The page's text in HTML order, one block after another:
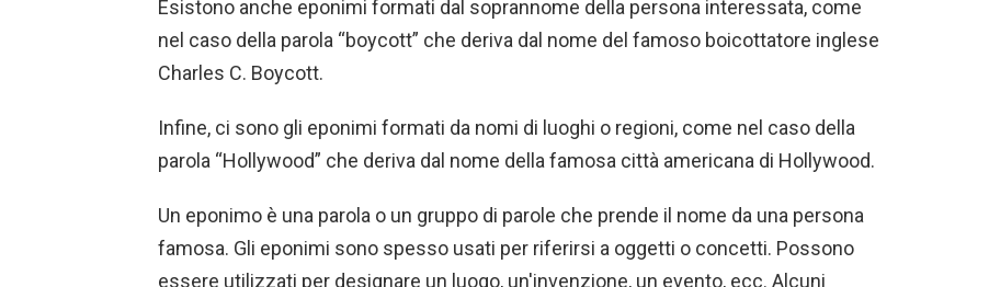
Esistono anche eponimi formati dal soprannome della persona interessata, come
nel caso della parola “boycott” che deriva dal nome del famoso boicottatore inglese
Charles C. Boycott.
Infine, ci sono gli eponimi formati da nomi di luoghi o regioni, come nel caso della
parola “Hollywood” che deriva dal nome della famosa città americana di Hollywood.
Un eponimo è una parola o un gruppo di parole che prende il nome da una persona
famosa. Gli eponimi sono spesso usati per riferirsi a oggetti o concetti. Possono
essere utilizzati per designare un luogo, un'invenzione, un evento, ecc. Alcuni